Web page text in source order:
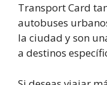
Transport Card
autobuses
la ciudad y son
a destinos